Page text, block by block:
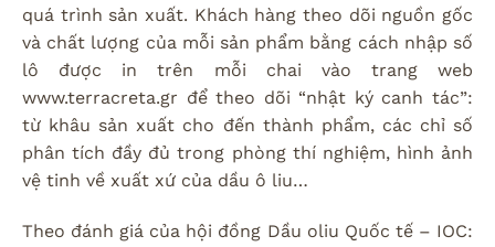
quá trình sản xuất. Khách hàng theo dõi nguồn gốc
và chất lượng của mỗi sản phẩm bằng cách nhập số
lô được in trên mỗi chai vào trang web
www.terracreta.gr để theo dõi “nhật ký canh tác”:
từ khâu sản xuất cho đến thành phẩm, các chỉ số
phân tích đầy đủ trong phòng thí nghiệm, hình ảnh
vệ tinh về xuất xứ của dầu ô liu…
Theo đánh giá của hội đồng Dầu oliu Quốc tế – IOC: